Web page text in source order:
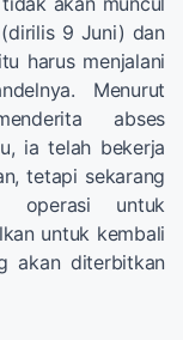
9 Juni) dan
itu harus menjalani
Menurut
abses
ia telah bekerja
tetapi sekarang
operasi untuk
untuk kembali
akan diterbitkan